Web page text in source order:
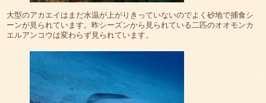
大型のアカエイはまだ水温が上がりきっていないのでよく砂地で捕食シ
ーンが見られています。昨シーズンから見られている二匹のオオモンカ
エルアンコウは変わらず見られています。